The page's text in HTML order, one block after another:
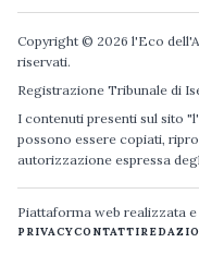
Copyright © 2026 l'Eco
riservati.
Registrazione Tribunale di
I contenuti presenti sul sito
possono essere copiati,
autorizzazione espressa
Piattaforma web realizzata
PRIVACYCONTATTI